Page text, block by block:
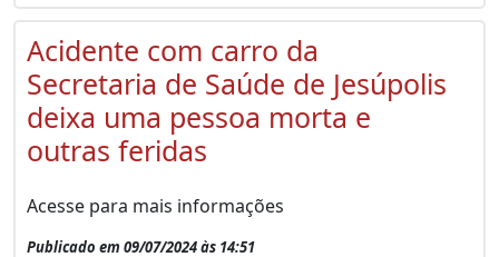
Acidente com carro da
Secretaria de Saúde de Jesúpolis
deixa uma pessoa morta e
outras feridas
Acesse para mais informações
Publicado em 09/07/2024 às 14:51